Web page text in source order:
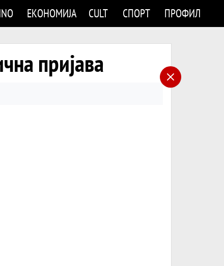
ЕКОНОМИЈА CULT СПОРТ ПРОФИЛ
пријава